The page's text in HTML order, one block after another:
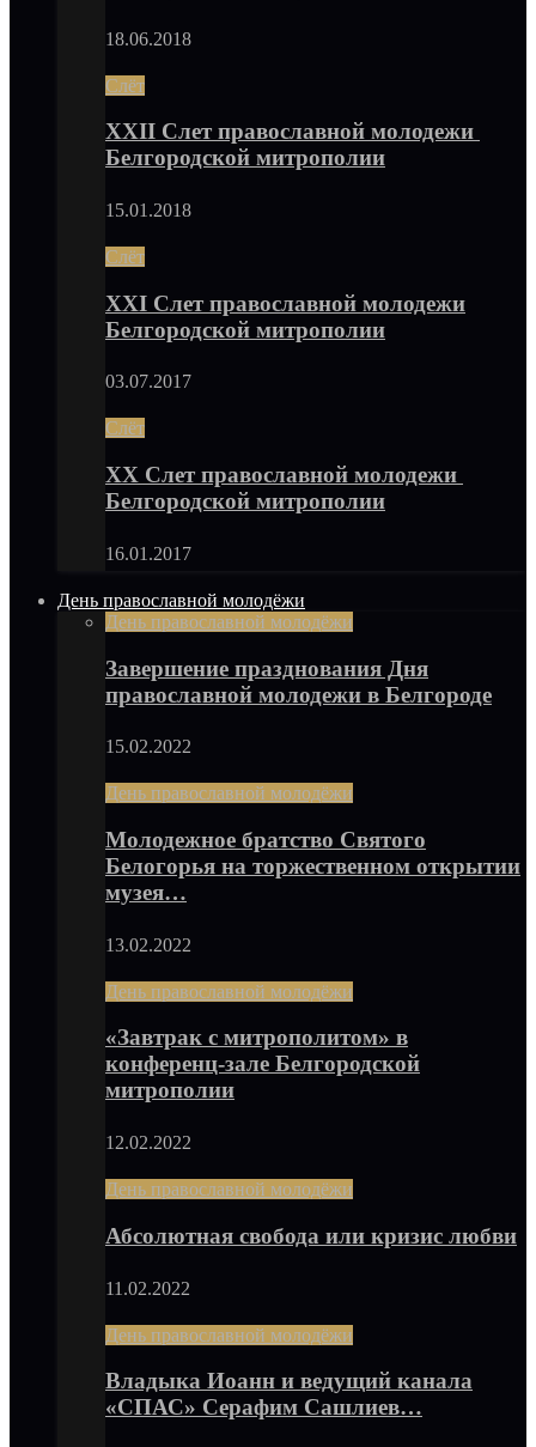
18.06.2018
Слёт
XXII Слет православной молодежи
Белгородской митрополии
15.01.2018
Слёт
XXI Слет православной молодежи
Белгородской митрополии
03.07.2017
Слёт
XX Слет православной молодежи
Белгородской митрополии
16.01.2017
День православной молодёжи
День православной молодёжи
Завершение празднования Дня
православной молодежи в Белгороде
15.02.2022
День православной молодёжи
Молодежное братство Святого
Белогорья на торжественном открытии
музея…
13.02.2022
День православной молодёжи
«Завтрак с митрополитом» в
конференц-зале Белгородской
митрополии
12.02.2022
День православной молодёжи
Абсолютная свобода или кризис любви
11.02.2022
День православной молодёжи
Владыка Иоанн и ведущий канала
«СПАС» Серафим Сашлиев…